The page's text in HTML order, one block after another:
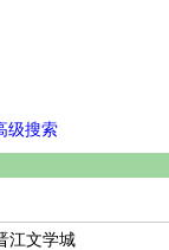
级搜索
江文学城